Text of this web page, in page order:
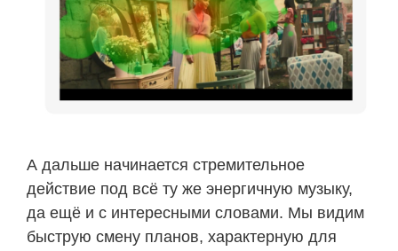
А дальше начинается стремительное
действие под всё ту же энергичную музыку,
да ещё и с интересными словами. Мы видим
быструю смену планов, характерную для